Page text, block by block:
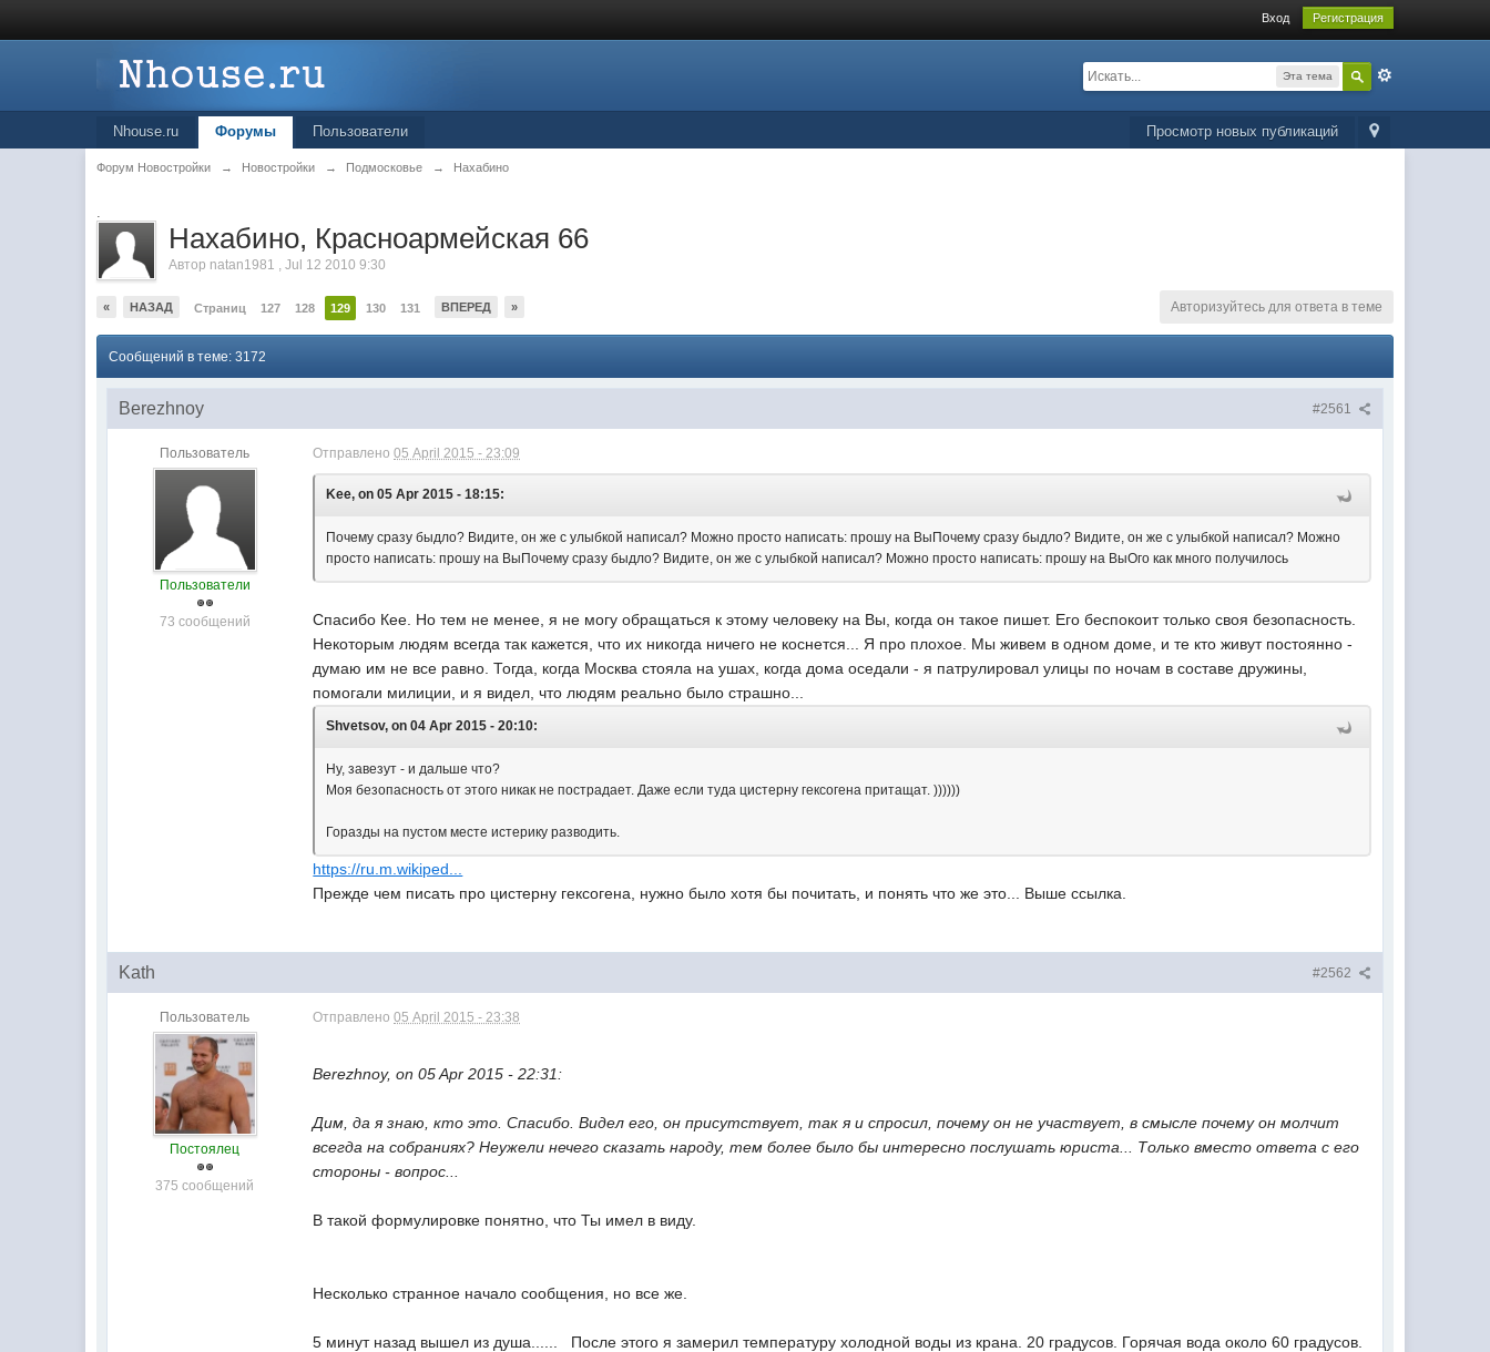
Вход Регистрация
Эта тема
Просмотр новых публикаций
Nhouse.ru Форумы Пользователи
Форум Новостройки → Новостройки → Подмосковье → Нахабино
.
Нахабино, Красноармейская 66
Автор natan1981 ,Jul 12 2010 9:30
« НАЗАД Страниц 127 128 129 130 131 ВПЕРЕД » Авторизуйтесь для ответа в теме
Сообщений в теме: 3172
#2561
Berezhnoy
Пользователь
Пользователи
73 сообщений
Отправлено05 April 2015 - 23:09
Kee, on 05 Apr 2015 - 18:15:
Почему сразу быдло? Видите, он же с улыбкой написал? Можно просто написать: прошу на ВыПочему сразу быдло? Видите, он же с улыбкой написал? Можно
просто написать: прошу на ВыПочему сразу быдло? Видите, он же с улыбкой написал? Можно просто написать: прошу на ВыОго как много получилось
Спасибо Кее. Но тем не менее, я не могу обращаться к этому человеку на Вы, когда он такое пишет. Его беспокоит только своя безопасность.
Некоторым людям всегда так кажется, что их никогда ничего не коснется... Я про плохое. Мы живем в одном доме, и те кто живут постоянно -
думаю им не все равно. Тогда, когда Москва стояла на ушах, когда дома оседали - я патрулировал улицы по ночам в составе дружины,
помогали милиции, и я видел, что людям реально было страшно...
Shvetsov, on 04 Apr 2015 - 20:10:
Ну, завезут - и дальше что?
Моя безопасность от этого никак не пострадает. Даже если туда цистерну гексогена притащат. ))))))
Горазды на пустом месте истерику разводить.
https://ru.m.wikiped...
Прежде чем писать про цистерну гексогена, нужно было хотя бы почитать, и понять что же это... Выше ссылка.
#2562
Kath
Пользователь
Постоялец
375 сообщений
Отправлено05 April 2015 - 23:38
Berezhnoy, on 05 Apr 2015 - 22:31:
Дим, да я знаю, кто это. Спасибо. Видел его, он присутствует, так я и спросил, почему он не участвует, в смысле почему он молчит
всегда на собраниях? Неужели нечего сказать народу, тем более было бы интересно послушать юриста... Только вместо ответа с его
стороны - вопрос...
В такой формулировке понятно, что Ты имел в виду.
Несколько странное начало сообщения, но все же.
5 минут назад вышел из душа...... После этого я замерил температуру холодной воды из крана. 20 градусов. Горячая вода около 60 градусов.